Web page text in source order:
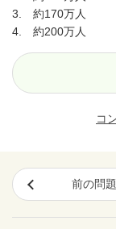
3. 約170万人
4. 約200万人
コ
前の問